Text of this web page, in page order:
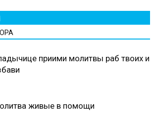
приими молитвы раб твоих и
живые в помощи